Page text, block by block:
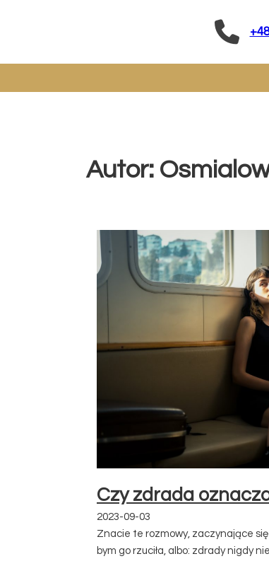
Autor:
Czy zdrada
2023-09-03
Znacie te rozmowy, zaczynające się
bym go rzuciła, albo: zdrady nigdy